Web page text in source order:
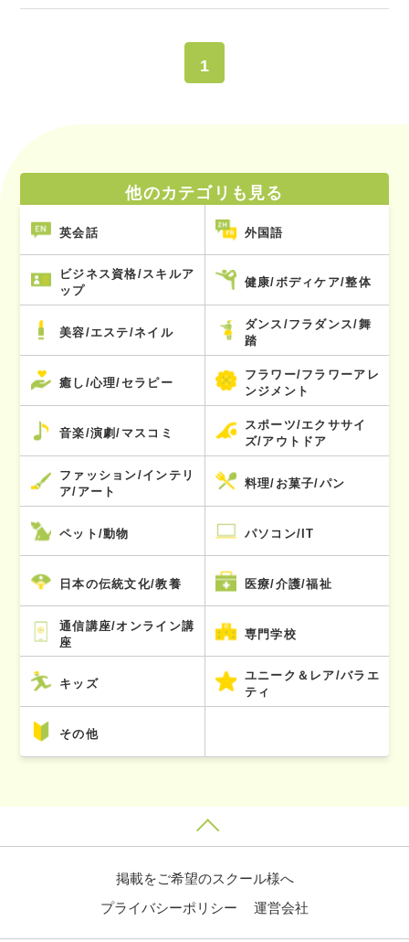
1
他のカテゴリも見る
英会話 外国語
ビジネス資格/スキルア
ップ
健康/ボディケア/整体
美容/エステ/ネイル
ダンス/フラダンス/舞
踏
癒し/心理/セラピー
フラワー/フラワーアレ
ンジメント
音楽/演劇/マスコミ
スポーツ/エクササイ
ズ/アウトドア
ファッション/インテリ
ア/アート
料理/お菓子/パン
ペット/動物 パソコン/IT
日本の伝統文化/教養 医療/介護/福祉
通信講座/オンライン講
座
専門学校
キッズ
ユニーク＆レア/バラエ
ティ
その他
掲載をご希望のスクール様へ
プライバシーポリシー
運営会社